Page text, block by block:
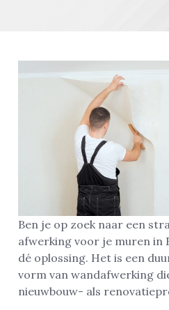
Ben je op zoek naar een
afwerking voor je muren in
dé oplossing. Het is een
vorm van wandafwerking
nieuwbouw- als